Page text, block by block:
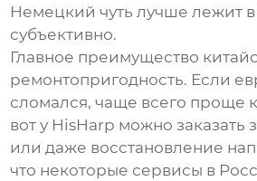
Немецкий чуть лучше лежит в
субъективно.
Главное преимущество
ремонтопригодность. Если
сломался, чаще всего проще
вот у HisHarp можно заказать
или даже восстановление
что некоторые сервисы в